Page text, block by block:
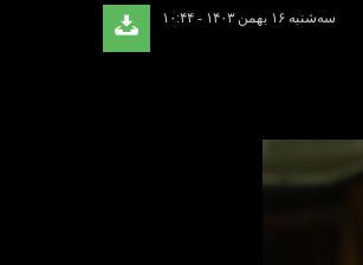
سه‌شنبه ۱۶ بهمن ۱۴۰۳ - ۱۰:۴۴